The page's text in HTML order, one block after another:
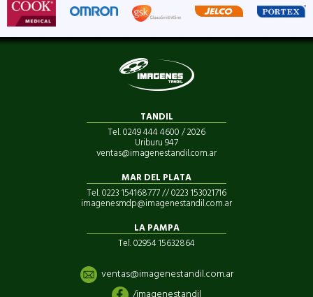
TANDIL
Tel. 0249 444 4600 / 2026
Uriburu 947
ventas@imagenestandil.com.ar
MAR DEL PLATA
Tel. 0223 154168777 // 0223 153021716
imagenesmdp@imagenestandil.com.ar
LA PAMPA
Tel. 02954 15632864
ventas@imagenestandil.com.ar